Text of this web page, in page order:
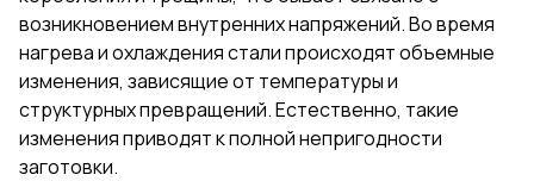
возникновением внутренних напряжений. Во время
нагрева и охлаждения стали происходят объемные
изменения, зависящие от температуры и
структурных превращений. Естественно, такие
изменения приводят к полной непригодности
заготовки.